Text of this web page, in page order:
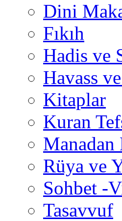
Dini
Fıkıh
Hadis ve
Havass
Kitaplar
Kuran
Rüya ve
Sohbet -
Tasavvuf